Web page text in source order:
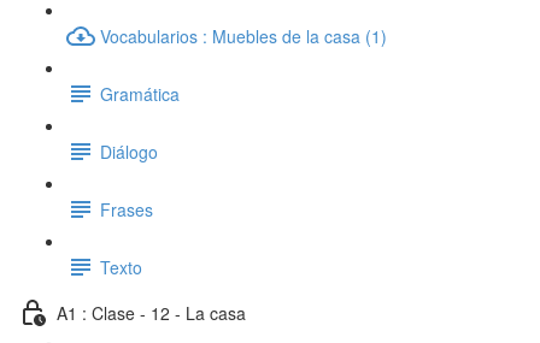
Vocabularios : Muebles de la casa (1)
Gramática
Diálogo
Frases
Texto
A1 : Clase - 12 - La casa